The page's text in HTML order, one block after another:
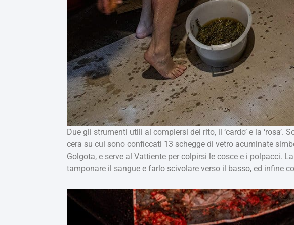
Due gli strumenti utili al compiersi del rito, il ‘cardo’ e la
cera su cui sono conficcati 13 schegge di vetro acuminate
Golgota, e serve al Vattiente per colpirsi le cosce e i polpacci.
tamponare il sangue e farlo scivolare verso il basso, ed infine